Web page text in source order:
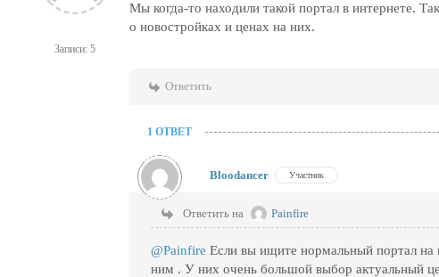
Записи: 5
Мы когда-то находили такой портал в интернете.
о новостройках и ценах на них.
Ответить
1 ОТВЕТ
Bloodancer Участник
Ответить на Painfire
@Painfire Если вы ищите нормальный портал
ним . У них очень большой выбор актуальный